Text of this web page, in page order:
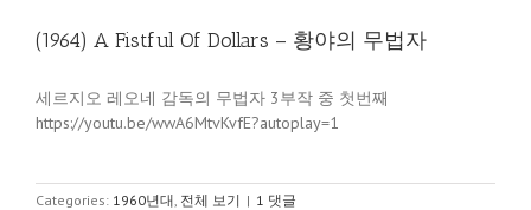
(1964) A Fistful Of Dollars – 황야의 무법자
세르지오 레오네 감독의 무법자 3부작 중 첫번째
https://youtu.be/wwA6MtvKvfE?autoplay=1
Categories: 1960년대, 전체 보기 | 1 댓글